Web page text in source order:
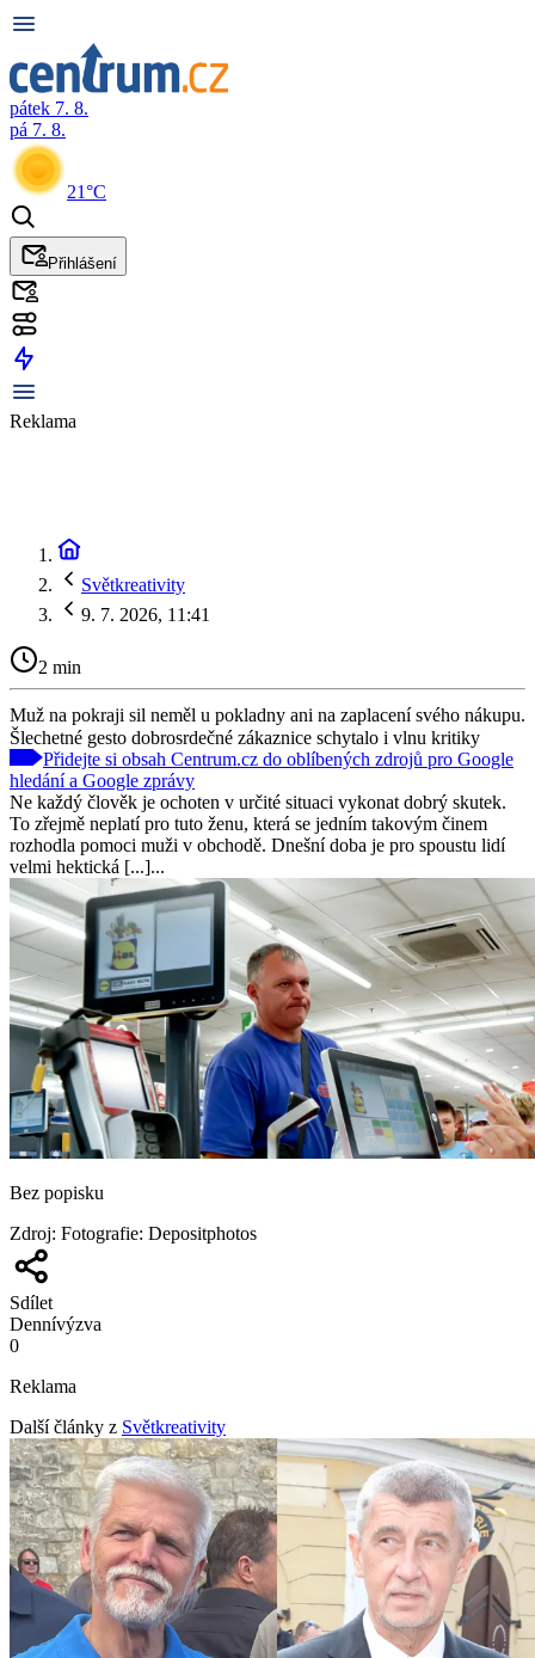
pátek 7. 8.
pá 7. 8.
21°C
Přihlášení
Reklama
Světkreativity
9. 7. 2026, 11:41
2 min
Muž na pokraji sil neměl u pokladny ani na zaplacení svého nákupu.
Šlechetné gesto dobrosrdečné zákaznice schytalo i vlnu kritiky
Přidejte si obsah Centrum.cz do oblíbených zdrojů pro Google
hledání a Google zprávy
Ne každý člověk je ochoten v určité situaci vykonat dobrý skutek.
To zřejmě neplatí pro tuto ženu, která se jedním takovým činem
rozhodla pomoci muži v obchodě. Dnešní doba je pro spoustu lidí
velmi hektická [...]...
Bez popisku
Zdroj: Fotografie: Depositphotos
Sdílet
Dennívýzva
0
Reklama
Další články z Světkreativity